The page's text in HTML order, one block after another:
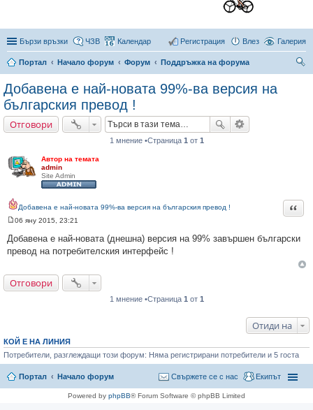
Бързи връзки Галерия
ЧЗВ Календар Влез
Регистрация
Портал Начало форум Форум
Поддръжка на форума
Добавена е най-новата 99%-ва версия на
българския превод !
Отговори
1 мнение •Страница 1 от 1
Автор на темата
admin
Site Admin
Добавена е най-новата 99%-ва версия на българския превод !
е
н
06 яну 2015, 23:21
Добавена е най-новата (днешна) версия на 99% завършен български
превод на потребителския интерфейс !
Отговори
1 мнение •Страница 1 от 1
Отиди на
КОЙ Е НА ЛИНИЯ
Потребители, разглеждащи този форум: Няма регистрирани потребители и 5 госта
Портал Начало форум Екипът
Свържете се с нас
Powered by phpBB® Forum Software © phpBB Limited